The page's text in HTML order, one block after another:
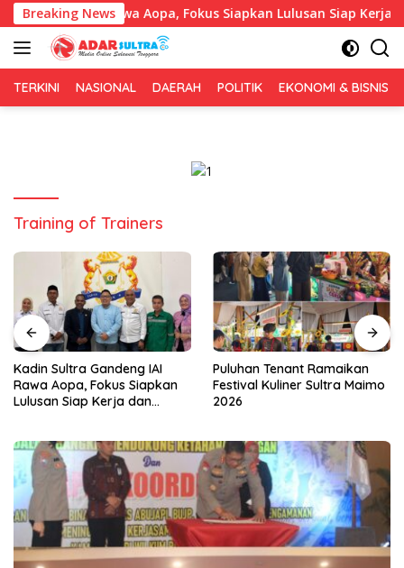
Langsung
ke
konten
Breaking News
IAI Rawa Aopa, Fokus Siapkan Lulusan Siap Kerja dan
TERKINI NASIONAL DAERAH POLITIK EKONOMI & BISNIS
Training of Trainers
Puluhan Tenant Ramaikan
Festival Kuliner Sultra Maimo
2026
Tiga Kabupaten Sultra
Nikmati Layanan Imigrasi
Terintegrasi